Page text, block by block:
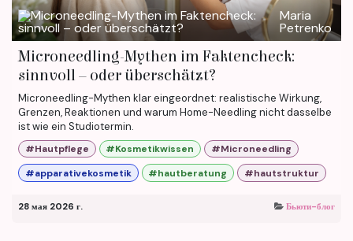
Maria
Petrenko
Microneedling-Mythen im Faktencheck:
sinnvoll – oder überschätzt?
Microneedling-Mythen klar eingeordnet: realistische Wirkung,
Grenzen, Reaktionen und warum Home-Needling nicht dasselbe
ist wie ein Studiotermin.
#Hautpflege #Kosmetikwissen
#Microneedling
#apparativekosmetik
#hautberatung #hautstruktur
28 мая 2026 г. Бьюти-блог